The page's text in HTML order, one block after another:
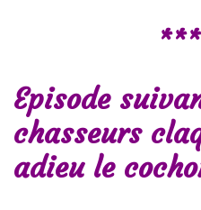
Episode
chasseurs
adieu le